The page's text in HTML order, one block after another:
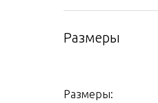
Размеры
Размеры: